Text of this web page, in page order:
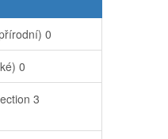
0
0
3